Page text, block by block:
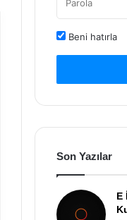
Beni hatırla
Son Yazılar
E